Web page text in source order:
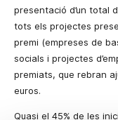
presentació d’un total
tots els projectes
premi (empreses de
socials i projectes
premiats, que rebran
euros.
Quasi el 45% de les